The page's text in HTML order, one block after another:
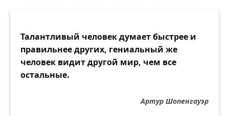
Талантливый человек думает быстрее и
правильнее других, гениальный же
человек видит другой мир, чем все
остальные.
Артур Шопенгауэр